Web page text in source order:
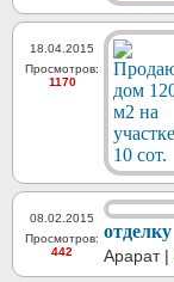
18.04.2015
Просмотров:
1170
08.02.2015
Просмотров:
442
отделку
Арарат |